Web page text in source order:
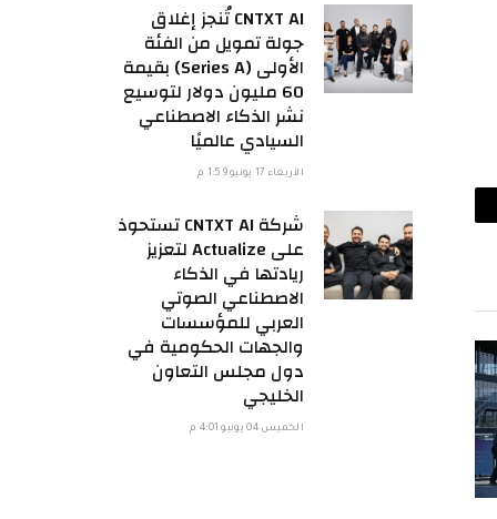
CNTXT AI تُنجز إغلاق
جولة تمويل من الفئة
الأولى (Series A) بقيمة
60 مليون دولار لتوسيع
نشر الذكاء الاصطناعي
السيادي عالميًا
الأربعاء 17 يونيو 1:59 م
شركة CNTXT AI تستحوذ
على Actualize لتعزيز
ريادتها في الذكاء
الاصطناعي الصوتي
العربي للمؤسسات
والجهات الحكومية في
دول مجلس التعاون
الخليجي
الخميس 04 يونيو 4:01 م